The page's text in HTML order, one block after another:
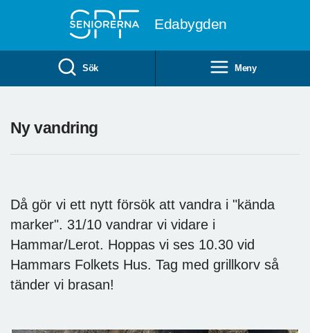
Edabygden
Sök Meny
Ny vandring
Då gör vi ett nytt försök att vandra i "kända
marker". 31/10 vandrar vi vidare i
Hammar/Lerot. Hoppas vi ses 10.30 vid
Hammars Folkets Hus. Tag med grillkorv så
tänder vi brasan!